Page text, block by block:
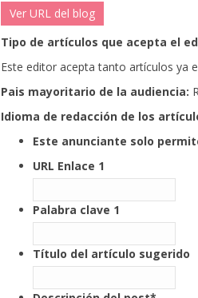
Ver URL del blog
Tipo de artículos que acepta el
Este editor acepta tanto artículos ya
Pais mayoritario de la audiencia:
Idioma de redacción de los
Este anunciante solo
URL Enlace 1
Palabra clave 1
Título del artículo sugerido